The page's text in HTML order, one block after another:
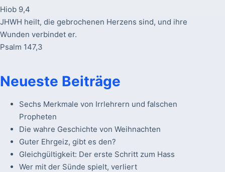
Hiob 9,4
JHWH heilt, die gebrochenen Herzens sind, und ihre
Wunden verbindet er.
Psalm 147,3
Neueste Beiträge
Sechs Merkmale von Irrlehrern und falschen
Propheten
Die wahre Geschichte von Weihnachten
Guter Ehrgeiz, gibt es den?
Gleichgültigkeit: Der erste Schritt zum Hass
Wer mit der Sünde spielt, verliert